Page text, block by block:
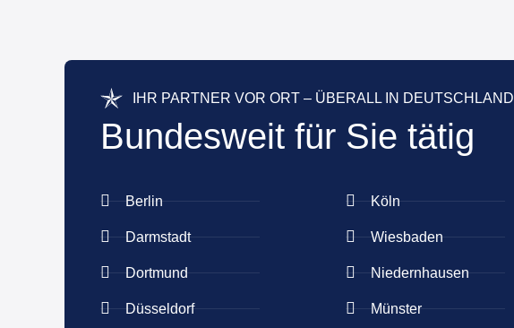
IHR PARTNER VOR ORT – ÜBERALL IN DEUTSCHLAND
Bundesweit für Sie tätig
Berlin
Darmstadt
Dortmund
Düsseldorf
Köln
Wiesbaden
Niedernhausen
Münster